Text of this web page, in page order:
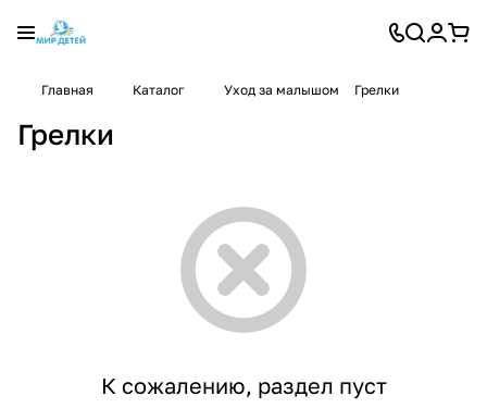
Главная Каталог Уход за малышом Грелки
Грелки
К сожалению, раздел пуст